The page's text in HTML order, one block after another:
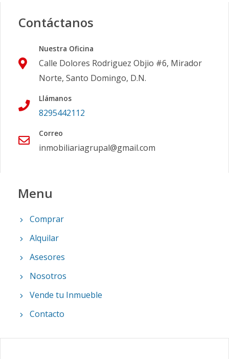
Contáctanos
Nuestra Oficina
Calle Dolores Rodriguez Objio #6, Mirador
Norte, Santo Domingo, D.N.
Llámanos
8295442112
Correo
inmobiliariagrupal@gmail.com
Menu
Comprar
Alquilar
Asesores
Nosotros
Vende tu Inmueble
Contacto